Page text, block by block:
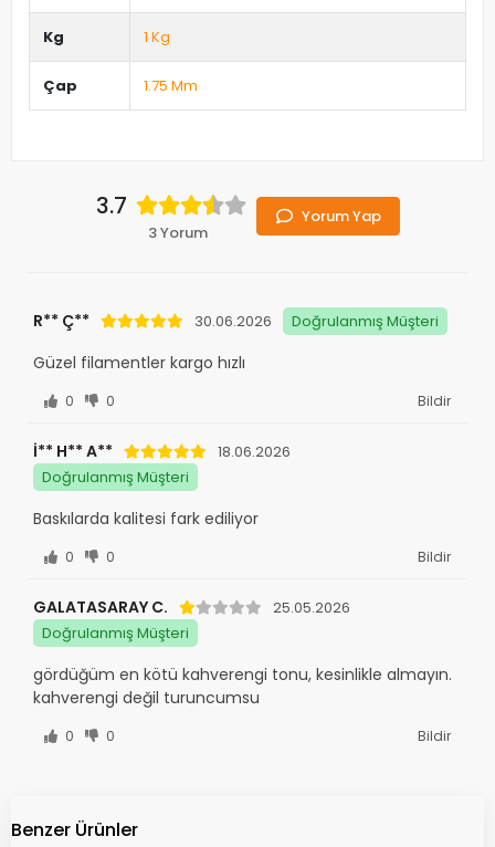
Kg 1 Kg
Çap 1.75 Mm
3.7
3 Yorum
Yorum Yap
R** Ç** 30.06.2026 Doğrulanmış Müşteri
Güzel filamentler kargo hızlı
0 0 Bildir
İ** H** A**
18.06.2026
Doğrulanmış Müşteri
Baskılarda kalitesi fark ediliyor
0 0 Bildir
GALATASARAY C.
25.05.2026
Doğrulanmış Müşteri
gördüğüm en kötü kahverengi tonu, kesinlikle almayın.
kahverengi değil turuncumsu
0 0 Bildir
Benzer Ürünler